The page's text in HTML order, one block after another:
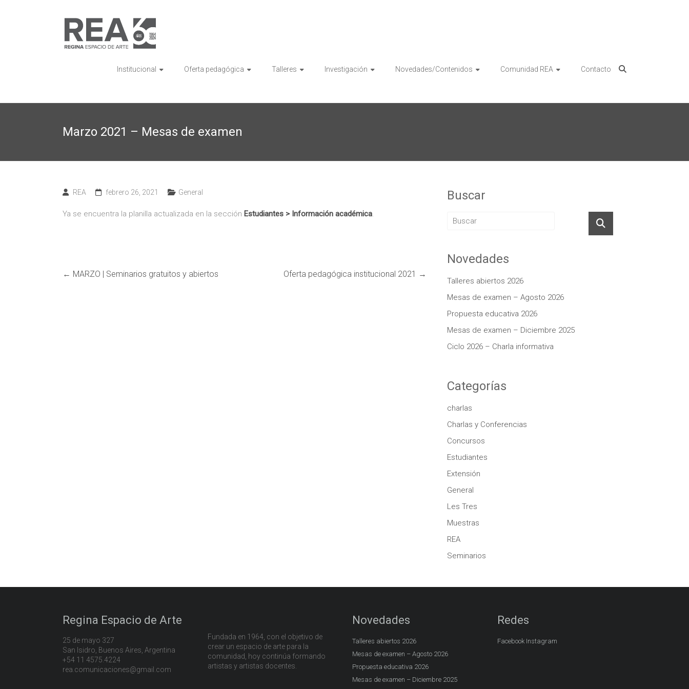
REA
Regina
Institucional Oferta pedagógica Talleres Investigación Novedades/Contenidos Comunidad REA Contacto
Marzo 2021 – Mesas de examen
REA febrero 26, 2021 General
Ya se encuentra la planilla actualizada en la sección Estudiantes > Información académica.
← MARZO | Seminarios gratuitos y abiertos Oferta pedagógica institucional 2021 →
Buscar
Novedades
Talleres abiertos 2026
Mesas de examen – Agosto 2026
Propuesta educativa 2026
Mesas de examen – Diciembre 2025
Ciclo 2026 – Charla informativa
Categorías
charlas
Charlas y Conferencias
Concursos
Estudiantes
Extensión
General
Les Tres
Muestras
REA
Seminarios
Regina Espacio de Arte
25 de mayo 327
San Isidro, Buenos Aires, Argentina
+54 11 4575.4224
rea.comunicaciones@gmail.com
Fundada en 1964, con el objetivo de
crear un espacio de arte para la
comunidad, hoy continúa formando
artistas y artistas docentes.
Novedades
Talleres abiertos 2026
Mesas de examen – Agosto 2026
Propuesta educativa 2026
Mesas de examen – Diciembre 2025
Redes
Facebook Instagram